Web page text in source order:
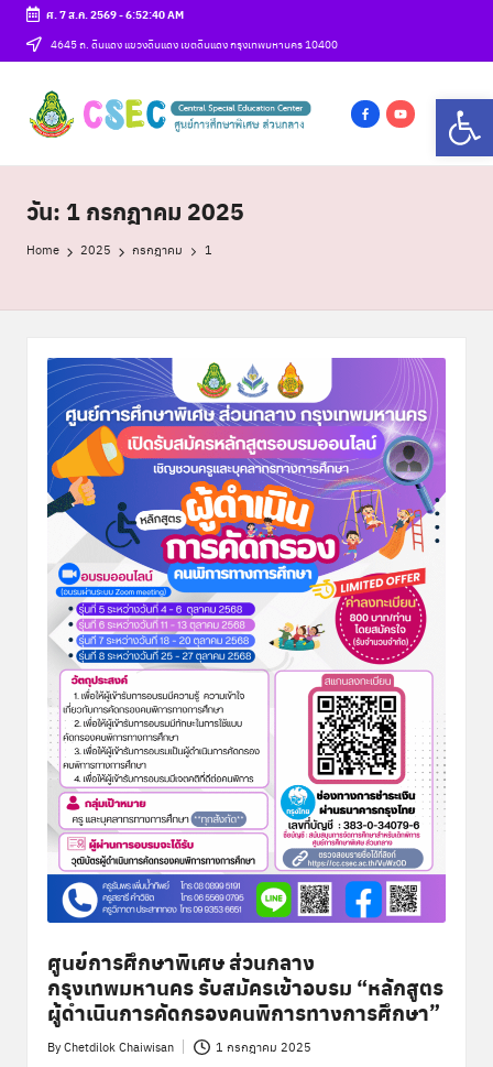
Skip
content
ศ. 7 ส.ค. 2569-6:52:41 AM
4645 ถ. ดินแดง แขวงดินแดง เขตดินแดง กรุงเทพมหานคร 10400
ศู
น
ก
า
ร
ก
ษ
พิ
ศ
ก
csec
a
o
o
e
วัน: 1 กรกฎาคม 2025
Home 2025 กรกฎาคม 1
ศูนย์การศึกษาพิเศษ ส่วนกลาง
กรุงเทพมหานคร รับสมัครเข้าอบรม “หลักสูตร
ผู้ดำเนินการคัดกรองคนพิการทางการศึกษา”
Posted
ByChetdilok Chaiwisan 1 กรกฎาคม 2025